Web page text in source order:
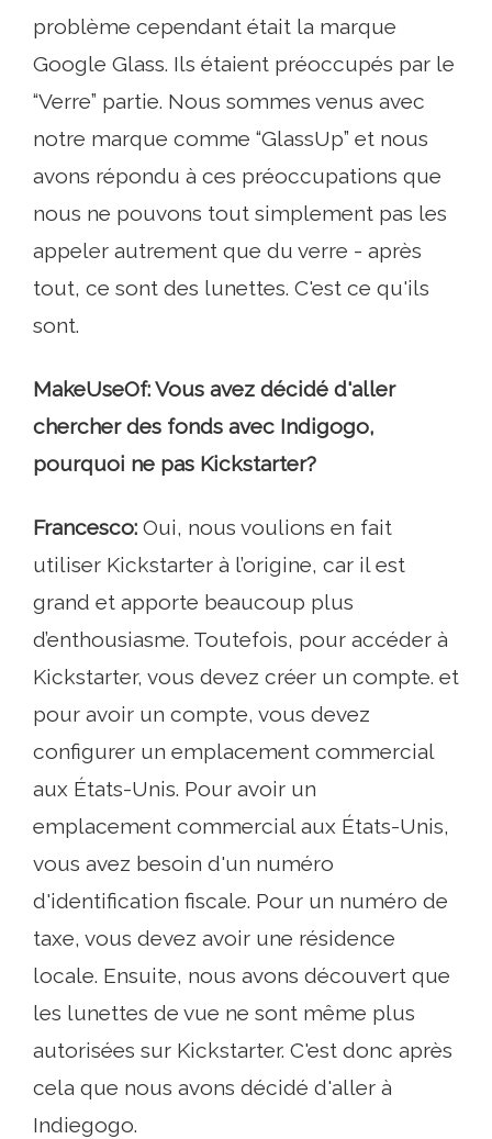
problème cependant était la marque
Google Glass. Ils étaient préoccupés par le
“Verre” partie. Nous sommes venus avec
notre marque comme “GlassUp” et nous
avons répondu à ces préoccupations que
nous ne pouvons tout simplement pas les
appeler autrement que du verre - après
tout, ce sont des lunettes. C'est ce qu'ils
sont.
MakeUseOf: Vous avez décidé d'aller
chercher des fonds avec Indigogo,
pourquoi ne pas Kickstarter?
Francesco: Oui, nous voulions en fait
utiliser Kickstarter à l’origine, car il est
grand et apporte beaucoup plus
d’enthousiasme. Toutefois, pour accéder à
Kickstarter, vous devez créer un compte. et
pour avoir un compte, vous devez
configurer un emplacement commercial
aux États-Unis. Pour avoir un
emplacement commercial aux États-Unis,
vous avez besoin d'un numéro
d'identification fiscale. Pour un numéro de
taxe, vous devez avoir une résidence
locale. Ensuite, nous avons découvert que
les lunettes de vue ne sont même plus
autorisées sur Kickstarter. C'est donc après
cela que nous avons décidé d'aller à
Indiegogo.